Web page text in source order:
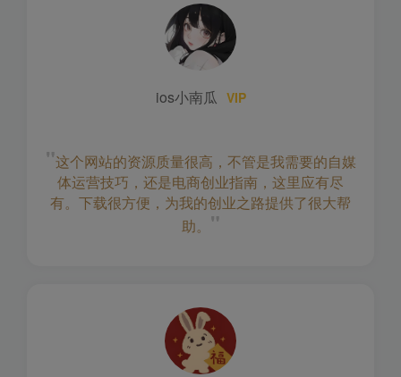
ios小南瓜 VIP
"这个网站的资源质量很高，不管是我需要的自媒
体运营技巧，还是电商创业指南，这里应有尽
有。下载很方便，为我的创业之路提供了很大帮
助。 "